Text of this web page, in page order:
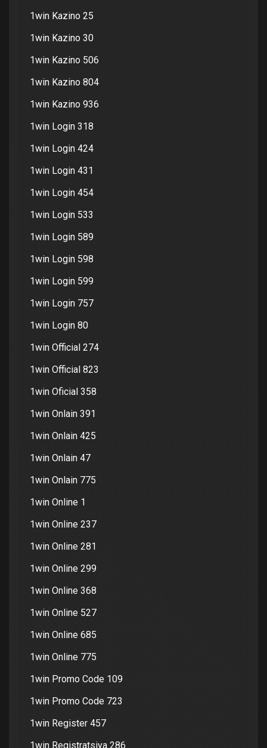
1win Kazino 25
1win Kazino 30
1win Kazino 506
1win Kazino 804
1win Kazino 936
1win Login 318
1win Login 424
1win Login 431
1win Login 454
1win Login 533
1win Login 589
1win Login 598
1win Login 599
1win Login 757
1win Login 80
1win Official 274
1win Official 823
1win Oficial 358
1win Onlain 391
1win Onlain 425
1win Onlain 47
1win Onlain 775
1win Online 1
1win Online 237
1win Online 281
1win Online 299
1win Online 368
1win Online 527
1win Online 685
1win Online 775
1win Promo Code 109
1win Promo Code 723
1win Register 457
1win Registratsiya 286